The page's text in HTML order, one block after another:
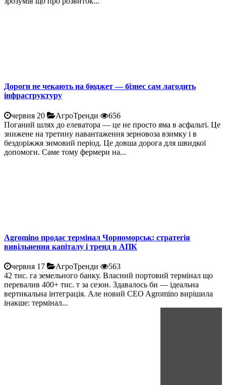
Дороги не чекають на бюджет — бізнес сам лагодить
інфраструктуру
червня 20 АгроТренди
656
Поганий шлях до елеватора — це не просто яма в асфальті. Це
знижене на третину навантаження зерновоза взимку і в
бездоріжжя зимовий період. Це довша дорога для швидкої
допомоги. Саме тому фермери на...
Agromino продає термінал Чорноморськ: стратегія
вивільнення капіталу і тренд в АПК
червня 17 АгроТренди
563
42 тис. га земельного банку. Власний портовий термінал що
перевалив 400+ тис. т за сезон. Здавалось би — ідеальна
вертикальна інтеграція. Але новий CEO Agromino вирішила
інакше: термінал...